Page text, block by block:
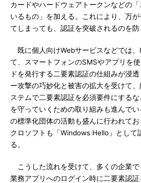
カードやハードウェアトークンなどの
いるもの」を加える。これにより、万
てしまっても、認証を突破されるのを防
既に個人向けWebサービスなどでは、
て、スマートフォンのSMSやアプリを
ドを発行する二要素認証の仕組みが浸
ー攻撃の巧妙化と被害の拡大を受けて
ステムで二要素認証を必須要件にする
を守っていくための取り組みも進んで
の標準化団体の活動も盛んに行われて
クロソフトも「Windows Hello」として
る。
こうした流れを受けて、多くの企業
業務アプリへのログイン時に二要素認